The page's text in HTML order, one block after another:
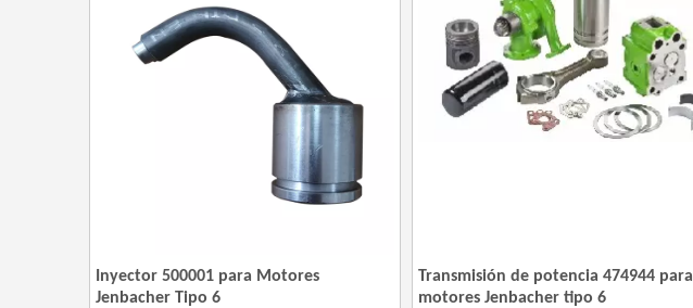
Inyector 500001 para Motores
Jenbacher Tipo 6
Transmisión de potencia 474944 para
motores Jenbacher tipo 6